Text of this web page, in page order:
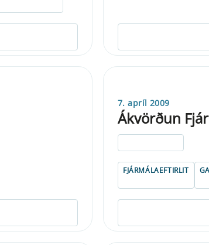
7. apríl 2009
Ákvörðun
FJÁRMÁLAEFTIRLIT